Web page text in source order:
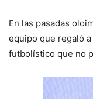
En las pasadas
equipo que regaló
futbolístico que no